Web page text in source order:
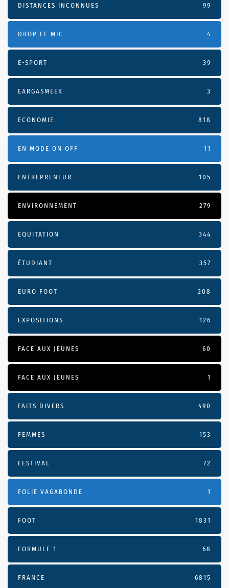
DISTANCES INCONNUES 99
DROP LE MIC 4
E-SPORT 39
EARGASMEEK 3
ECONOMIE 818
EN MODE ON OFF 11
ENTREPRENEUR 105
ENVIRONNEMENT 279
EQUITATION 344
ÉTUDIANT 357
EURO FOOT 208
EXPOSITIONS 126
FACE AUX JEUNES 60
FACE AUX JEUNES 1
FAITS DIVERS 490
FEMMES 153
FESTIVAL 72
FOLIE VAGABONDE 1
FOOT 1831
FORMULE 1 68
FRANCE 6815